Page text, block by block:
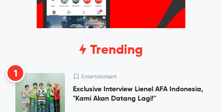
Trending
1 Entertainment
Exclusive Interview Lienel AFA Indonesia,
"Kami Akan Datang Lagi!"